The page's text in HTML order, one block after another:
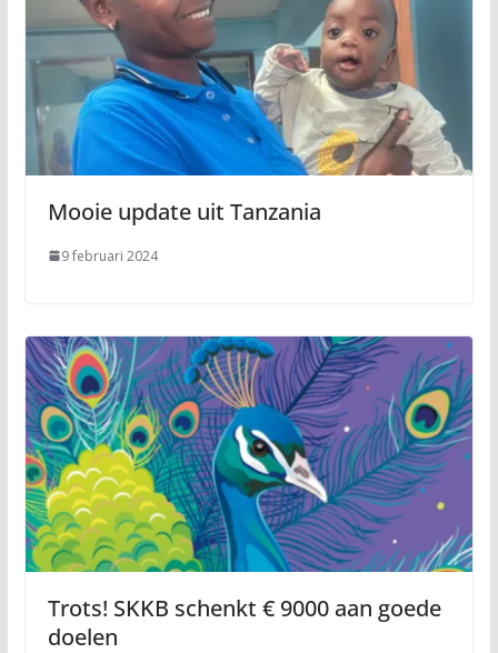
Mooie update uit Tanzania
9 februari 2024
Trots! SKKB schenkt € 9000 aan goede
doelen